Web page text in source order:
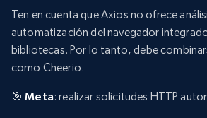
Ten en cuenta que Axios no ofrece
automatización del navegador
bibliotecas. Por lo tanto, debe
como Cheerio.
🎯Meta: realizar solicitudes HTTP